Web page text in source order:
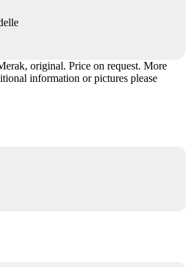
original. Price on request. More
information or pictures please